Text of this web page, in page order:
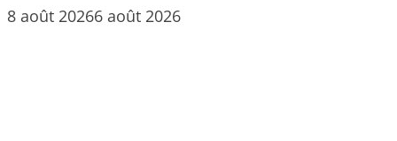
8 août 20266 août 2026